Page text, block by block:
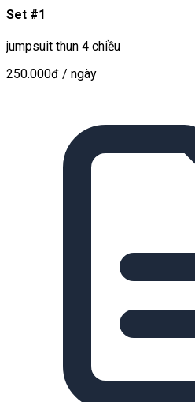
Set #1
jumpsuit thun 4 chiều
250.000đ / ngày